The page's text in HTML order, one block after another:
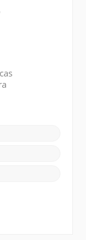
y la
vías
en la